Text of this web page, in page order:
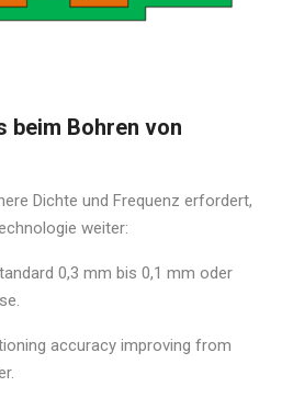
beim Bohren von
Dichte und Frequenz erfordert,
weiter:
0,3 mm bis 0,1 mm oder
accuracy improving from